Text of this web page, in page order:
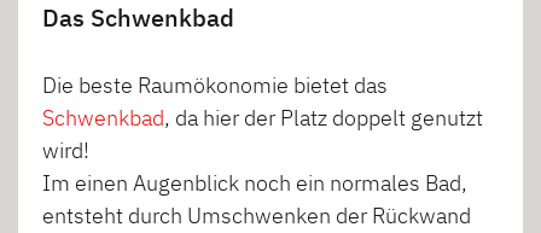
Das Schwenkbad
Die beste Raumökonomie bietet das
Schwenkbad, da hier der Platz doppelt genutzt
wird!
Im einen Augenblick noch ein normales Bad,
entsteht durch Umschwenken der Rückwand